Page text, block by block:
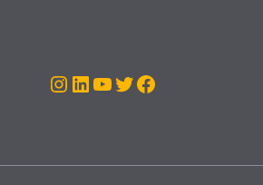
Instagram
LinkedIn
Youtube
Twitter
Facebook